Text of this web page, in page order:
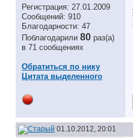
Регистрация: 27.01.2009
Сообщений: 910
Благодарности: 47
Поблагодарили 80 раз(а)
в 71 сообщениях
Обратиться по нику
Цитата выделенного
01.10.2012, 20:01